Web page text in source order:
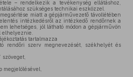
– rendelkezik a tevékenység ellátáshoz,
szükséges technikai eszközzel.
miatt a gépjárművezető távollétében
intézkedésről az intézkedő rendőrnek a
lehetséges, jól látható módon a gépjárművön
elhelyeznie.
tartalmazza
rendőri szerv megnevezését, székhelyét és
megjelölésével,